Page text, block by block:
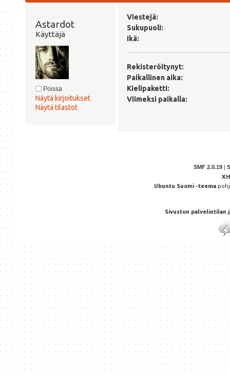
Astardot
Käyttäjä
Poissa
Näytä kirjoitukset
Näytä tilastot
Viestejä:
Sukupuoli:
Ikä:
Rekisteröitynyt:
Paikallinen aika:
Kielipaketti:
Viimeksi paikalla:
SMF 2.0.19 |
Ubuntu Suomi -teema
Sivuston palvelintilan